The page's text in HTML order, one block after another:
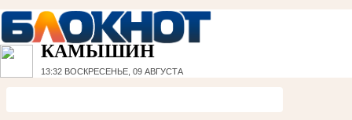
КАМЫШИН
13:32 ВОСКРЕСЕНЬЕ, 09 АВГУСТА